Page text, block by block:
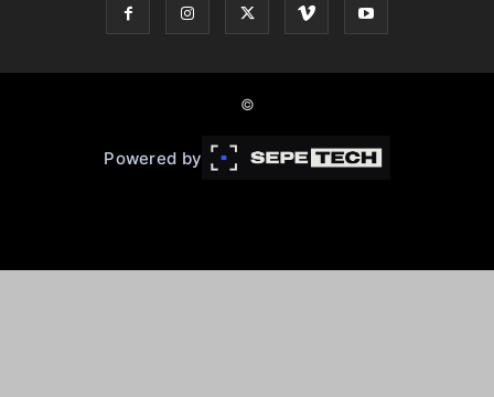
©
Powered by